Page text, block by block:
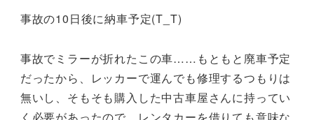
事故の10日後に納車予定(T_T)
事故でミラーが折れたこの車……もともと廃車予定
だったから、レッカーで運んでも修理するつもりは
無いし、そもそも購入した中古車屋さんに持ってい